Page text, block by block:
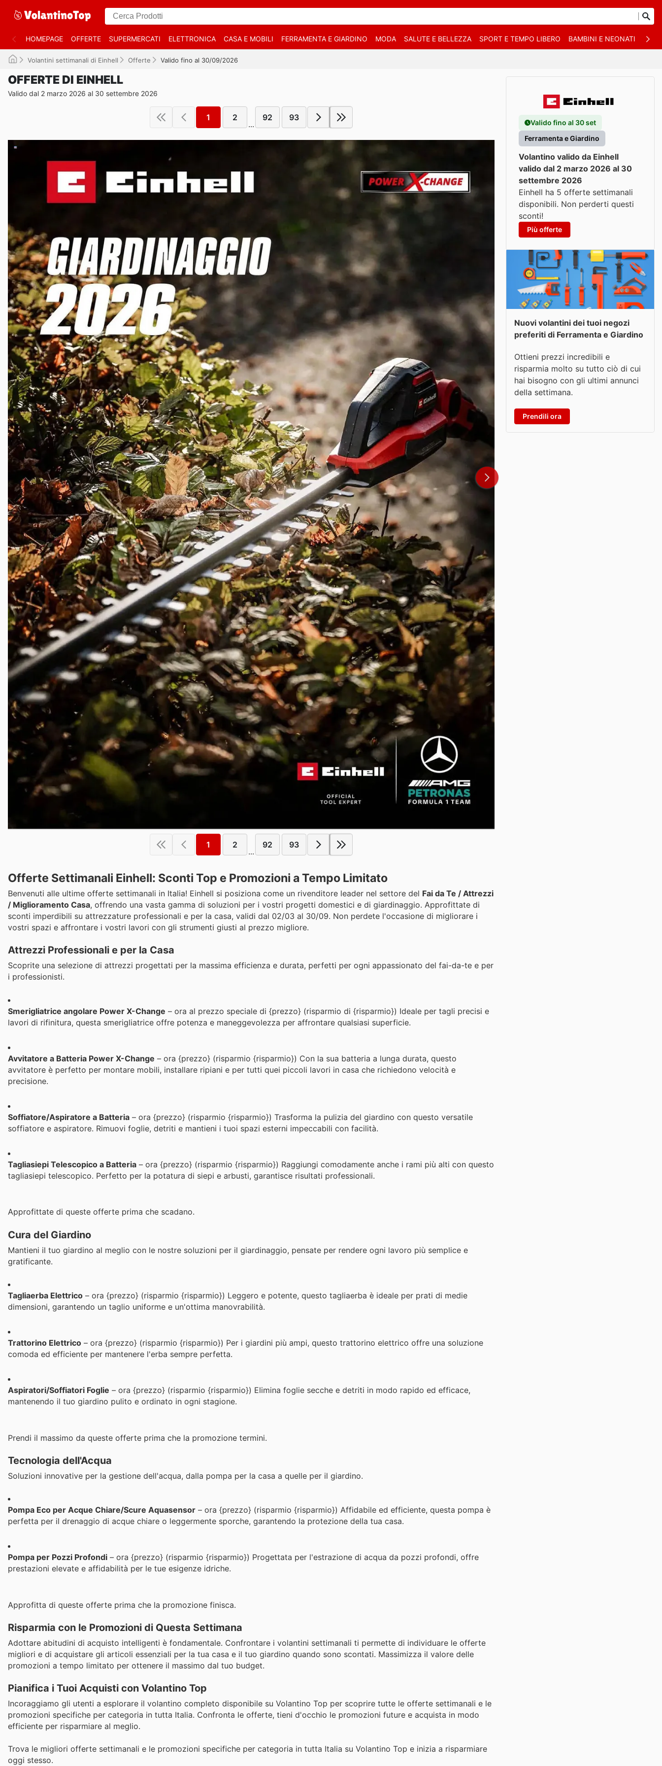
HOMEPAGE OFFERTE SUPERMERCATI ELETTRONICA CASA E MOBILI FERRAMENTA E GIARDINO MODA SALUTE E BELLEZZA SPORT E TEMPO LIBERO BAMBINI E NEONATI
Volantini settimanali di Einhell Offerte Valido fino al 30/09/2026
OFFERTE DI EINHELL
Valido dal 2 marzo 2026 al 30 settembre 2026
1 2
...
92 93
1 2
...
92 93
Offerte Settimanali Einhell: Sconti Top e Promozioni a Tempo Limitato
Benvenuti alle ultime offerte settimanali in Italia! Einhell si posiziona come un rivenditore leader nel settore del Fai da Te / Attrezzi
/ Miglioramento Casa, offrendo una vasta gamma di soluzioni per i vostri progetti domestici e di giardinaggio. Approfittate di
sconti imperdibili su attrezzature professionali e per la casa, validi dal 02/03 al 30/09. Non perdete l'occasione di migliorare i
vostri spazi e affrontare i vostri lavori con gli strumenti giusti al prezzo migliore.
Attrezzi Professionali e per la Casa
Scoprite una selezione di attrezzi progettati per la massima efficienza e durata, perfetti per ogni appassionato del fai-da-te e per
i professionisti.
Smerigliatrice angolare Power X-Change – ora al prezzo speciale di {prezzo} (risparmio di {risparmio}) Ideale per tagli precisi e
lavori di rifinitura, questa smerigliatrice offre potenza e maneggevolezza per affrontare qualsiasi superficie.
Avvitatore a Batteria Power X-Change – ora {prezzo} (risparmio {risparmio}) Con la sua batteria a lunga durata, questo
avvitatore è perfetto per montare mobili, installare ripiani e per tutti quei piccoli lavori in casa che richiedono velocità e
precisione.
Soffiatore/Aspiratore a Batteria – ora {prezzo} (risparmio {risparmio}) Trasforma la pulizia del giardino con questo versatile
soffiatore e aspiratore. Rimuovi foglie, detriti e mantieni i tuoi spazi esterni impeccabili con facilità.
Tagliasiepi Telescopico a Batteria – ora {prezzo} (risparmio {risparmio}) Raggiungi comodamente anche i rami più alti con questo
tagliasiepi telescopico. Perfetto per la potatura di siepi e arbusti, garantisce risultati professionali.
Approfittate di queste offerte prima che scadano.
Cura del Giardino
Mantieni il tuo giardino al meglio con le nostre soluzioni per il giardinaggio, pensate per rendere ogni lavoro più semplice e
gratificante.
Tagliaerba Elettrico – ora {prezzo} (risparmio {risparmio}) Leggero e potente, questo tagliaerba è ideale per prati di medie
dimensioni, garantendo un taglio uniforme e un'ottima manovrabilità.
Trattorino Elettrico – ora {prezzo} (risparmio {risparmio}) Per i giardini più ampi, questo trattorino elettrico offre una soluzione
comoda ed efficiente per mantenere l'erba sempre perfetta.
Aspiratori/Soffiatori Foglie – ora {prezzo} (risparmio {risparmio}) Elimina foglie secche e detriti in modo rapido ed efficace,
mantenendo il tuo giardino pulito e ordinato in ogni stagione.
Prendi il massimo da queste offerte prima che la promozione termini.
Tecnologia dell'Acqua
Soluzioni innovative per la gestione dell'acqua, dalla pompa per la casa a quelle per il giardino.
Pompa Eco per Acque Chiare/Scure Aquasensor – ora {prezzo} (risparmio {risparmio}) Affidabile ed efficiente, questa pompa è
perfetta per il drenaggio di acque chiare o leggermente sporche, garantendo la protezione della tua casa.
Pompa per Pozzi Profondi – ora {prezzo} (risparmio {risparmio}) Progettata per l'estrazione di acqua da pozzi profondi, offre
prestazioni elevate e affidabilità per le tue esigenze idriche.
Approfitta di queste offerte prima che la promozione finisca.
Risparmia con le Promozioni di Questa Settimana
Adottare abitudini di acquisto intelligenti è fondamentale. Confrontare i volantini settimanali ti permette di individuare le offerte
migliori e di acquistare gli articoli essenziali per la tua casa e il tuo giardino quando sono scontati. Massimizza il valore delle
promozioni a tempo limitato per ottenere il massimo dal tuo budget.
Pianifica i Tuoi Acquisti con Volantino Top
Incoraggiamo gli utenti a esplorare il volantino completo disponibile su Volantino Top per scoprire tutte le offerte settimanali e le
promozioni specifiche per categoria in tutta Italia. Confronta le offerte, tieni d'occhio le promozioni future e acquista in modo
efficiente per risparmiare al meglio.
Trova le migliori offerte settimanali e le promozioni specifiche per categoria in tutta Italia su Volantino Top e inizia a risparmiare
oggi stesso.
Valido fino al 30 set
Ferramenta e Giardino
Volantino valido da Einhell
valido dal 2 marzo 2026 al 30
settembre 2026
Einhell ha 5 offerte settimanali
disponibili. Non perderti questi
sconti!
Più offerte
Nuovi volantini dei tuoi negozi
preferiti di Ferramenta e Giardino
Ottieni prezzi incredibili e
risparmia molto su tutto ciò di cui
hai bisogno con gli ultimi annunci
della settimana.
Prendili ora